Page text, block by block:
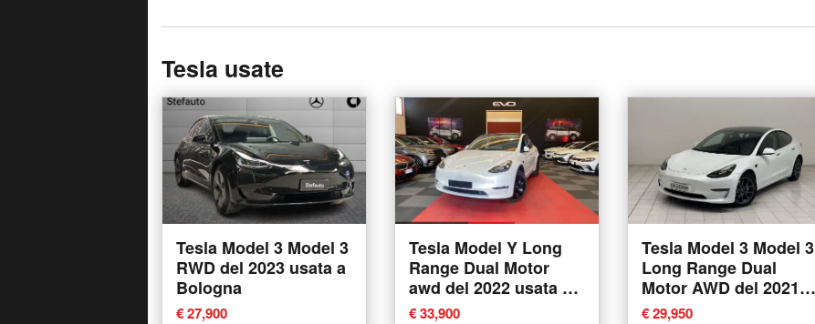
Tesla usate
Tesla Model 3 Model 3
RWD del 2023 usata a
Bologna
€ 27,900
Tesla Model Y Long
Range Dual Motor
awd del 2022 usata a
Cornate d'Adda
€ 33,900
Tesla Model 3 Model 3
Long Range Dual
Motor AWD del 2021
usata a Novara
€ 29,950